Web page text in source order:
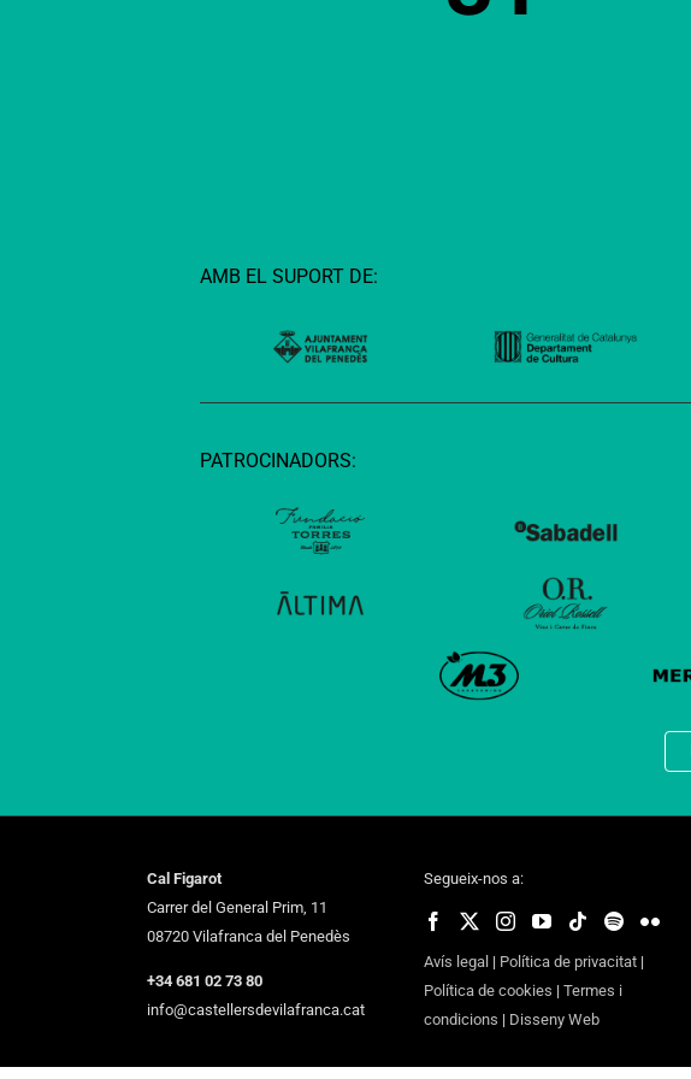
AMB EL SUPORT DE:
PATROCINADORS:
Cal Figarot
Carrer del General Prim, 11
08720 Vilafranca del Penedès
+34 681 02 73 80
info@castellersdevilafranca.cat
Segueix-nos a:
Avís legal | Política de privacitat |
Política de cookies | Termes i
condicions | Disseny Web